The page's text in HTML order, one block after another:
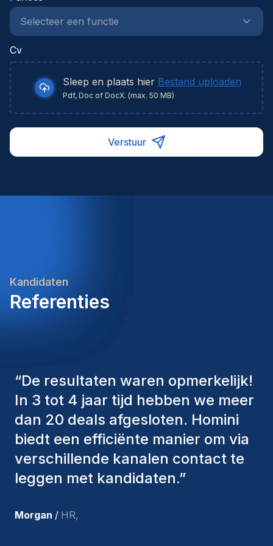
Cv
Sleep en plaats hier Bestand uploaden
Pdf, Doc of DocX. (max. 50 MB)
Verstuur
Kandidaten
Referenties
“De consultants van Homini
hebben altijd verschillende
factoren in overweging genomen
om ons de juiste kandidaten aan te
bieden. De mensen die we hebben
aangenomen, zijn nog steeds bij
tevreden met de recente